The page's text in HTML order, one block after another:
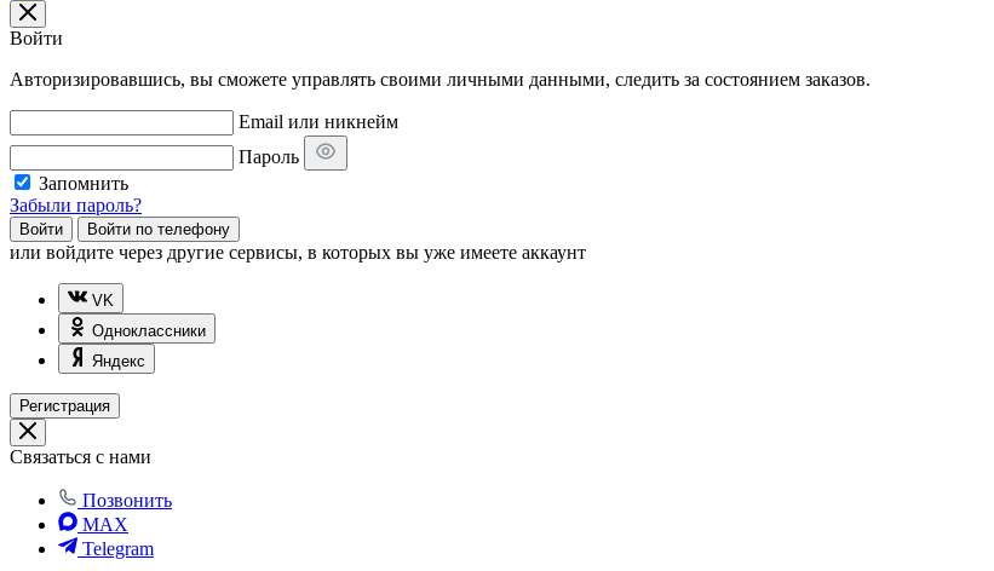
Войти
Авторизировавшись, вы сможете управлять своими личными данными, следить за состоянием заказов.
Email или никнейм
Пароль
Запомнить
Забыли пароль?
Войти Войти по телефону
или войдите через другие сервисы, в которых вы уже имеете аккаунт
VK
Одноклассники
Яндекс
Регистрация
Связаться с нами
Позвонить
MAX
Telegram